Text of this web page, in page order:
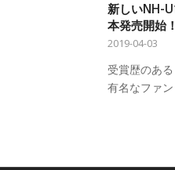
新しいNH-
本発売開始！
2019-04-03
受賞歴のあ
有名なファ